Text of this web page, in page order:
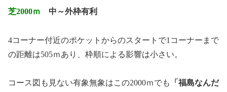
芝2000ｍ 中～外枠有利
4コーナー付近のポケットからのスタートで1コーナーまで
の距離は505ｍあり、枠順による影響は小さい。
コース図も見ない有象無象はこの2000ｍでも
「福島なんだ